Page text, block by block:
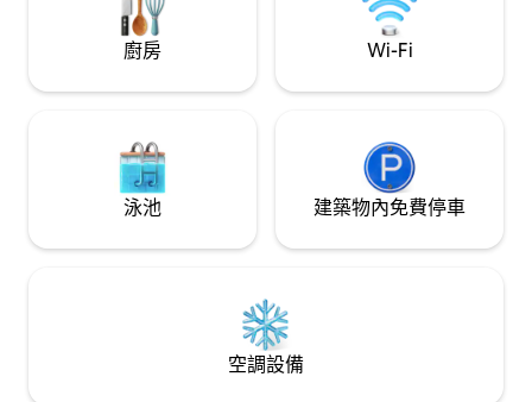
廚房 Wi-Fi
泳池 建築物內免費停車
空調設備